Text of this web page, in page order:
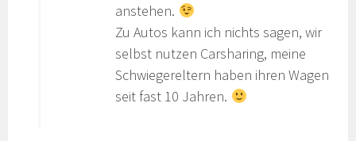
anstehen.
Zu Autos kann ich nichts sagen, wir
selbst nutzen Carsharing, meine
Schwiegereltern haben ihren Wagen
seit fast 10 Jahren.